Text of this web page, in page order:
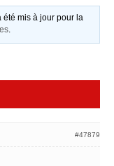
été mis à jour pour la
.
#47879